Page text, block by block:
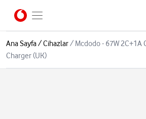
Ana Sayfa/Cihazlar/ Mcdodo - 67W 2C+1A
Charger (UK)